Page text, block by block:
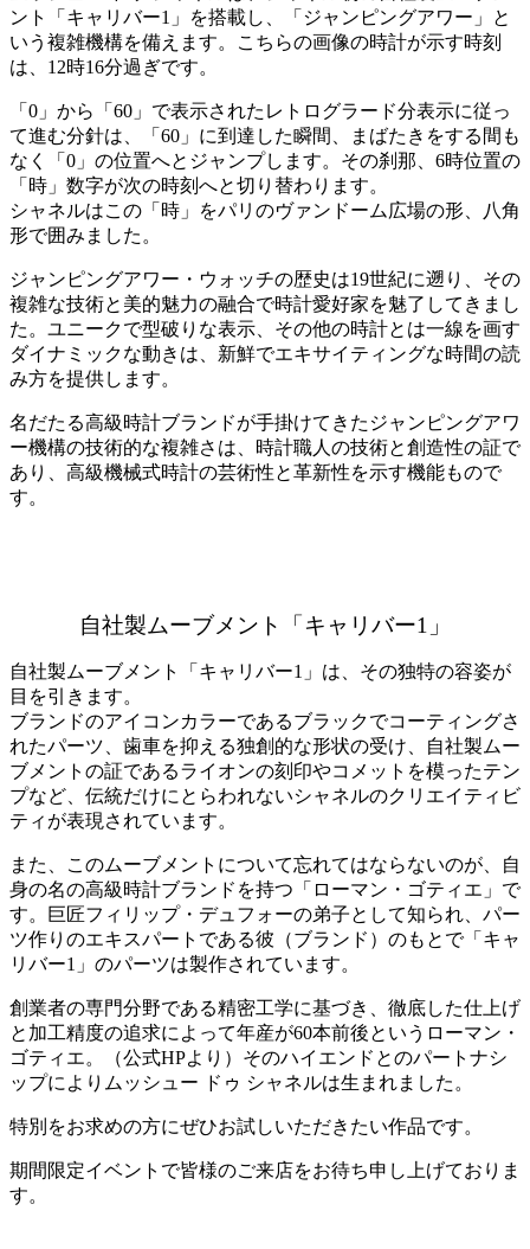
ント「キャリバー1」を搭載し、「ジャンピングアワー」と
いう複雑機構を備えます。こちらの画像の時計が示す時刻
は、12時16分過ぎです。
「0」から「60」で表示されたレトログラード分表示に従っ
て進む分針は、「60」に到達した瞬間、まばたきをする間も
なく「0」の位置へとジャンプします。その刹那、6時位置の
「時」数字が次の時刻へと切り替わります。
シャネルはこの「時」をパリのヴァンドーム広場の形、八角
形で囲みました。
ジャンピングアワー・ウォッチの歴史は19世紀に遡り、その
複雑な技術と美的魅力の融合で時計愛好家を魅了してきまし
た。ユニークで型破りな表示、その他の時計とは一線を画す
ダイナミックな動きは、新鮮でエキサイティングな時間の読
み方を提供します。
名だたる高級時計ブランドが手掛けてきたジャンピングアワ
ー機構の技術的な複雑さは、時計職人の技術と創造性の証で
あり、高級機械式時計の芸術性と革新性を示す機能もので
す。
自社製ムーブメント「キャリバー1」
自社製ムーブメント「キャリバー1」は、その独特の容姿が
目を引きます。
ブランドのアイコンカラーであるブラックでコーティングさ
れたパーツ、歯車を抑える独創的な形状の受け、自社製ムー
ブメントの証であるライオンの刻印やコメットを模ったテン
プなど、伝統だけにとらわれないシャネルのクリエイティビ
ティが表現されています。
また、このムーブメントについて忘れてはならないのが、自
身の名の高級時計ブランドを持つ「ローマン・ゴティエ」で
す。巨匠フィリップ・デュフォーの弟子として知られ、パー
ツ作りのエキスパートである彼（ブランド）のもとで「キャ
リバー1」のパーツは製作されています。
創業者の専門分野である精密工学に基づき、徹底した仕上げ
と加工精度の追求によって年産が60本前後というローマン・
ゴティエ。（公式HPより）そのハイエンドとのパートナシ
ップによりムッシュー ドゥ シャネルは生まれました。
特別をお求めの方にぜひお試しいただきたい作品です。
期間限定イベントで皆様のご来店をお待ち申し上げておりま
す。